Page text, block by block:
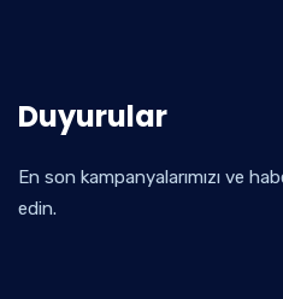
Duyurular
En son kampanyalarımızı ve
edin.